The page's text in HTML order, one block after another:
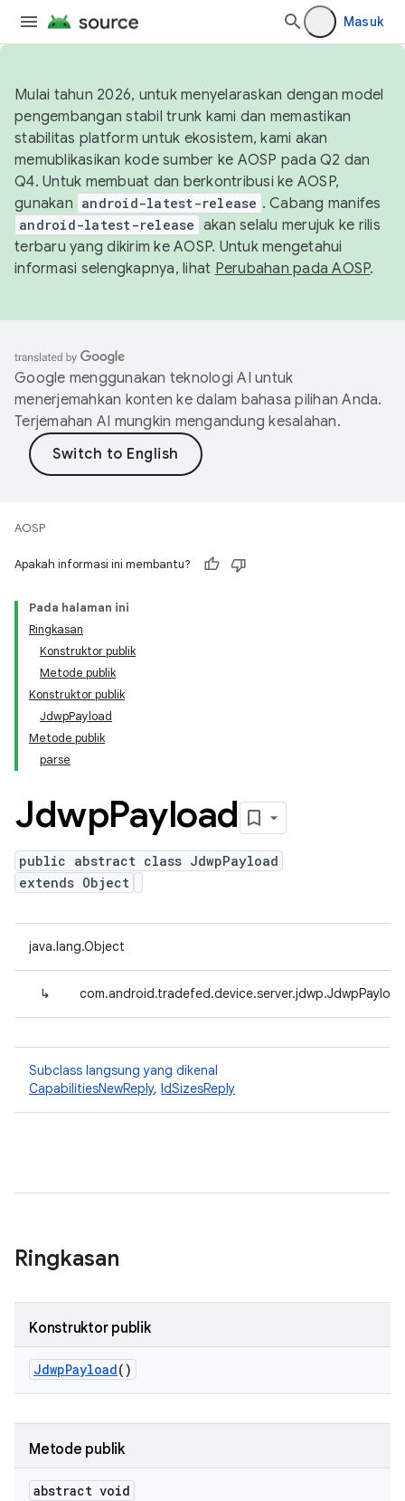
Masuk
Mulai tahun 2026, untuk menyelaraskan dengan model
pengembangan stabil trunk kami dan memastikan
stabilitas platform untuk ekosistem, kami akan
memublikasikan kode sumber ke AOSP pada Q2 dan
Q4. Untuk membuat dan berkontribusi ke AOSP,
gunakan android-latest-release . Cabang manifes
android-latest-release akan selalu merujuk ke rilis
terbaru yang dikirim ke AOSP. Untuk mengetahui
informasi selengkapnya, lihat Perubahan pada AOSP.
Google menggunakan teknologi AI untuk
menerjemahkan konten ke dalam bahasa pilihan Anda.
Terjemahan AI mungkin mengandung kesalahan.
AOSP
Apakah informasi ini membantu?
Pada halaman ini
Ringkasan
Konstruktor publik
Metode publik
Konstruktor publik
JdwpPayload
Metode publik
parse
JdwpPayload
public abstract class JdwpPayload
extends Object
java.lang.Object
↳ com.android.tradefed.device.server.jdwp.JdwpPayload
Subclass langsung yang dikenal
CapabilitiesNewReply, IdSizesReply
Ringkasan
Konstruktor publik
JdwpPayload()
Metode publik
abstract void